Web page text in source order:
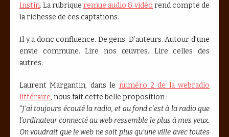
Instin. La rubrique remue audio & vidéo rend compte de
la richesse de ces captations.
Il y a donc confluence. De gens. D’auteurs. Autour d’une
envie commune. Lire nos œuvres. Lire celles des
autres.
Laurent Margantin, dans le numéro 2 de la webradio
littéraire, nous fait cette belle proposition :
"J’ai toujours écouté la radio, et au fond c’est à la radio que
l’ordinateur connecté au web ressemble le plus à mes yeux.
On voudrait que le web ne soit plus qu’une ville avec toutes